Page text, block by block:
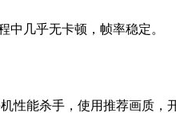
中几乎无卡顿，帧率稳定。
性能杀手，使用推荐画质，